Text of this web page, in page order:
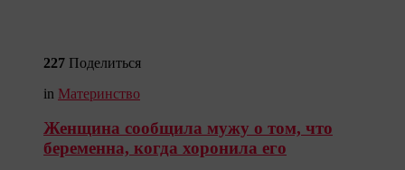
227 Поделиться
in Материнство
Женщина сообщила мужу о том, что
беременна, когда хоронила его